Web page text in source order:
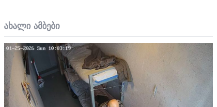
ახალი ამბები